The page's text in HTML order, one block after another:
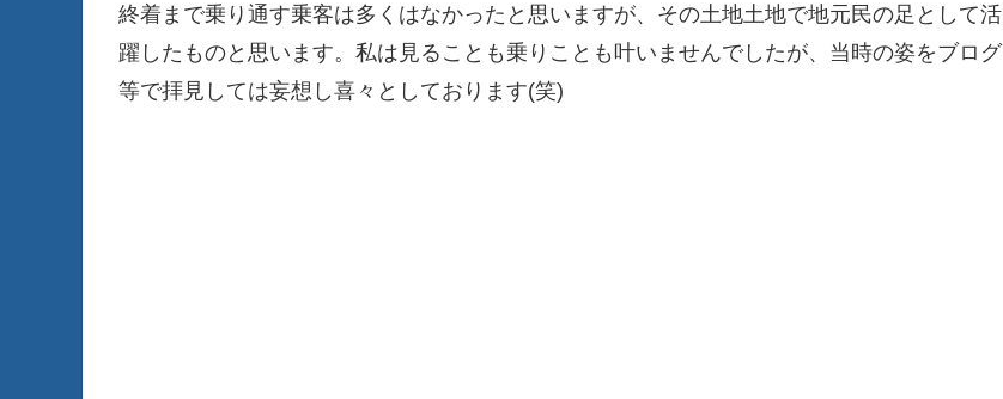
終着まで乗り通す乗客は多くはなかったと思いますが、その土地土地で地元民の足として活
躍したものと思います。私は見ることも乗りことも叶いませんでしたが、当時の姿をブログ
等で拝見しては妄想し喜々としております(笑)